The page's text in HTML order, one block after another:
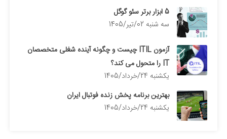
5 ابزار برتر سئو گوگل
سه شنبه 02/تیر/1405
آزمون ITIL چیست و چگونه آینده شغلی متخصصان
IT را متحول می کند؟
يكشنبه 24/خرداد/1405
بهترین برنامه پخش زنده فوتبال ایران
يكشنبه 24/خرداد/1405